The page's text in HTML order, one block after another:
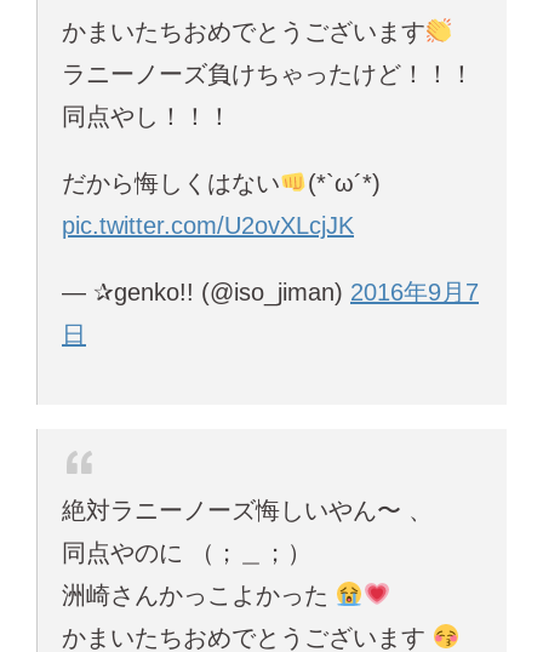
かまいたちおめでとうございます
ラニーノーズ負けちゃったけど！！！
同点やし！！！
だから悔しくはない
(*`ω´*)
pic.twitter.com/U2ovXLcjJK
— ✰genko!! (@iso_jiman) 2016年9月7
日
絶対ラニーノーズ悔しいやん〜 、
同点やのに （；＿；）
洲崎さんかっこよかった
かまいたちおめでとうございます